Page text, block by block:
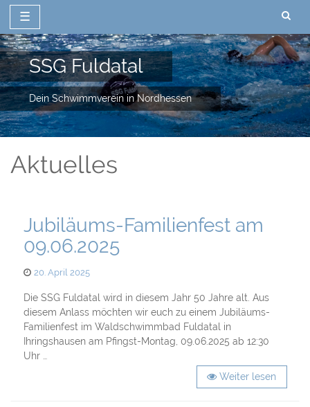
☰
Zum
Inhalt
springenSSG Fuldatal
Dein Schwimmverein in Nordhessen
Aktuelles
Jubiläums-Familienfest am
09.06.2025
Posted
20. April 2025
Die SSG Fuldatal wird in diesem Jahr 50 Jahre alt. Aus
diesem Anlass möchten wir euch zu einem Jubiläums-
Familienfest im Waldschwimmbad Fuldatal in
Ihringshausen am Pfingst-Montag, 09.06.2025 ab 12:30
Uhr …
Weiter lesen